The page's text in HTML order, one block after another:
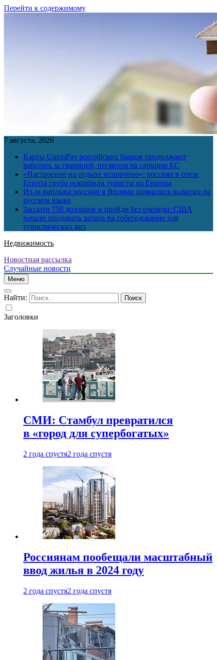
Перейти к содержимому
7 августа, 2026
Карты UnionPay российских банков продолжают
работать за границей, несмотря на санкции ЕС
«Настроение на отдыхе испорчено»: россиян в отеле
Египта грубо оскорбили туристы из Европы
Из-за наплыва россиян в Японии появились вывески на
русском языке
Заплати 750 долларов и пройди без очереди: США
начали продавать запись на собеседование для
туристических виз
Недвижимость
Новостная рассылка
Случайные новости
Меню
Найти:
Заголовки
СМИ: Стамбул превратился
в «город для супербогатых»
2 года спустя2 года спустя
Россиянам пообещали масштабный
ввод жилья в 2024 году
2 года спустя2 года спустя